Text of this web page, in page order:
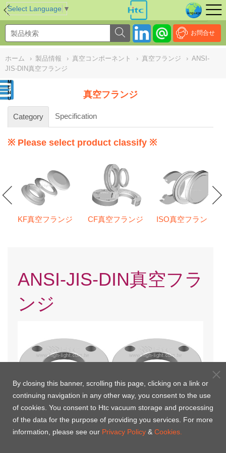
Select Language ▼
お問合せ
ホーム › 製品情報 › 真空コンポーネント › 真空フランジ › ANSI-
JIS-DIN真空フランジ
真空フランジ
Category Specification
※ Please select product classify ※
KF真空フランジ CF真空フランジ ISO真空フランジ
ANSI-JIS-DIN真空フラ
ンジ
NULL
By closing this banner, scrolling this page, clicking on a link or
continuing navigation in any other way, you consent to the use
of cookies. You consent to Htc vacuum storage and processing
of the data for the purpose of providing you services. For more
information, please see our Privacy Policy & Cookies.
//